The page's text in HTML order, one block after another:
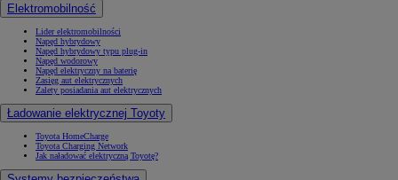
Elektromobilność
Lider elektromobilności
Napęd hybrydowy
Napęd hybrydowy typu plug-in
Napęd wodorowy
Napęd elektryczny na baterię
Zasięg aut elektrycznych
Zalety posiadania aut elektrycznych
Ładowanie elektrycznej Toyoty
Toyota HomeCharge
Toyota Charging Network
Jak naładować elektryczną Toyotę?